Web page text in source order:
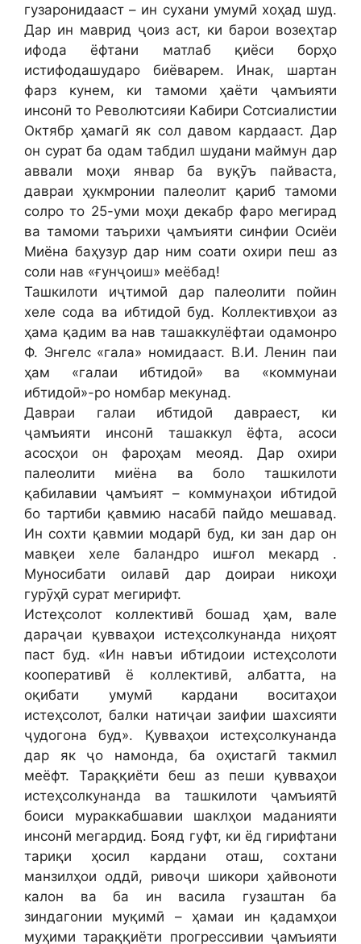
гузаронидааст – ин сухани умумӣ хоҳад шуд.
Дар ин маврид ҷоиз аст, ки барои возеҳтар
ифода ёфтани матлаб қиёси борҳо
истифодашударо биёварем. Инак, шартан
фарз кунем, ки тамоми ҳаёти ҷамъияти
инсонӣ то Револютсияи Кабири Сотсиалистии
Октябр ҳамагӣ як сол давом кардааст. Дар
он сурат ба одам табдил шудани маймун дар
аввали моҳи январ ба вуқӯъ пайваста,
давраи ҳукмронии палеолит қариб тамоми
солро то 25-уми моҳи декабр фаро мегирад
ва тамоми таърихи ҷамъияти синфии Осиёи
Миёна баҳузур дар ним соати охири пеш аз
соли нав «ғунҷоиш» меёбад!
Ташкилоти иҷтимоӣ дар палеолити пойин
хеле сода ва ибтидоӣ буд. Коллективҳои аз
ҳама қадим ва нав ташаккулёфтаи одамонро
Ф. Энгелс «гала» номидааст. В.И. Ленин паи
ҳам «галаи ибтидоӣ» ва «коммунаи
ибтидоӣ»-ро номбар мекунад.
Давраи галаи ибтидоӣ давраест, ки
ҷамъияти инсонӣ ташаккул ёфта, асоси
асосҳои он фароҳам меояд. Дар охири
палеолити миёна ва боло ташкилоти
қабилавии ҷамъият – коммунаҳои ибтидоӣ
бо тартиби қавмию насабӣ пайдо мешавад.
Ин сохти қавмии модарӣ буд, ки зан дар он
мавқеи хеле баландро ишғол мекард .
Муносибати оилавӣ дар доираи никоҳи
гурӯҳӣ сурат мегирифт.
Истеҳсолот коллективӣ бошад ҳам, вале
дараҷаи қувваҳои истеҳсолкунанда ниҳоят
паст буд. «Ин навъи ибтидоии истеҳсолоти
кооперативӣ ё коллективӣ, албатта, на
оқибати умумӣ кардани воситаҳои
истеҳсолот, балки натиҷаи заифии шахсияти
ҷудогона буд». Қувваҳои истеҳсолкунанда
дар як ҷо намонда, ба оҳистагӣ такмил
меёфт. Тараққиёти беш аз пеши қувваҳои
истеҳсолкунанда ва ташкилоти ҷамъиятӣ
боиси мураккабшавии шаклҳои маданияти
инсонӣ мегардид. Бояд гуфт, ки ёд гирифтани
тариқи ҳосил кардани оташ, сохтани
манзилҳои оддӣ, ривоҷи шикори ҳайвоноти
калон ва ба ин васила гузаштан ба
зиндагонии муқимӣ – ҳамаи ин қадамҳои
муҳими тараққиёти прогрессивии ҷамъияти